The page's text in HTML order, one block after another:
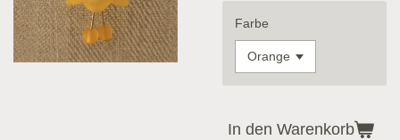
Farbe
In den Warenkorb